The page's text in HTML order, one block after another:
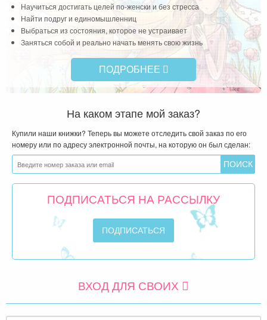
Научиться достигать целей по-женски и без стресса
Найти подруг и единомышленниц
Выбраться из состояния, которое не устраивает
Заняться собой и реально начать менять свою жизнь
ПОДРОБНЕЕ
На каком этапе мой заказ?
Купили наши книжки? Теперь вы можете отследить свой заказ по его
номеру или по адресу электронной почты, на которую он был сделан:
ПОДПИСАТЬСЯ НА РАССЫЛКУ
ВХОД ДЛЯ СВОИХ